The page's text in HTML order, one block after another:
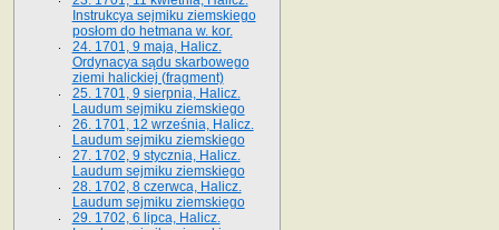
Instrukcya sejmiku ziemskiego
posłom do hetmana w. kor.
24. 1701, 9 maja, Halicz.
Ordynacya sądu skarbowego
ziemi halickiej (fragment)
25. 1701, 9 sierpnia, Halicz.
Laudum sejmiku ziemskiego
26. 1701, 12 września, Halicz.
Laudum sejmiku ziemskiego
27. 1702, 9 stycznia, Halicz.
Laudum sejmiku ziemskiego
28. 1702, 8 czerwca, Halicz.
Laudum sejmiku ziemskiego
29. 1702, 6 lipca, Halicz.